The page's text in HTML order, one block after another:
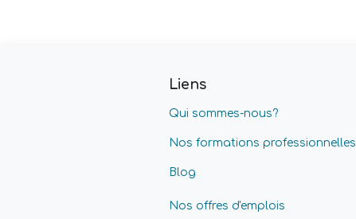
Liens
Qui sommes-nous?
Nos formations professionnelles
Blog
Nos offres d'emplois